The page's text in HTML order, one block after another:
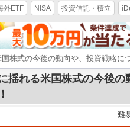
外ETF NISA 投資信託・積立
株式の今後の動向や、投資戦略に
揺れる米国株式の今後の
難